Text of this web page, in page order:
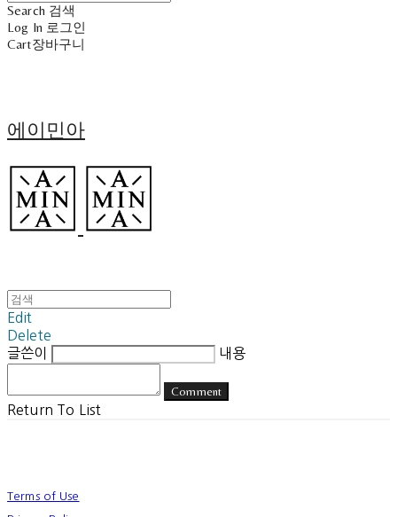
Search 검색
Log In 로그인
Cart장바구니
에이민아
Edit
Delete
글쓴이
내용
Comment
Return To List
Terms of Use